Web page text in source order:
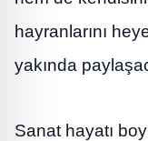
hayranlarını
yakında
Sanat hayatı